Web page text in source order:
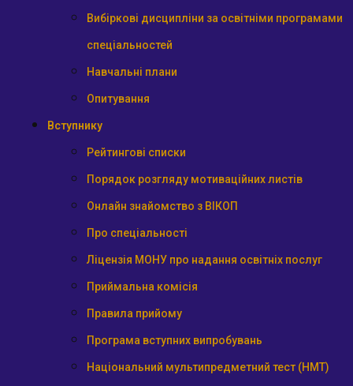
Вибіркові дисципліни за освітніми програмами
спеціальностей
Навчальні плани
Опитування
Вступнику
Рейтингові списки
Порядок розгляду мотиваційних листів
Онлайн знайомство з ВІКОП
Про спеціальності
Ліцензія МОНУ про надання освітніх послуг
Приймальна комісія
Правила прийому
Програма вступних випробувань
Національний мультипредметний тест (НМТ)